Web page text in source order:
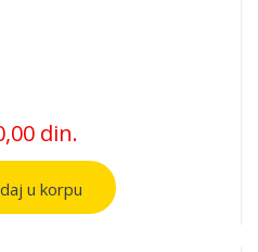
din.
u korpu